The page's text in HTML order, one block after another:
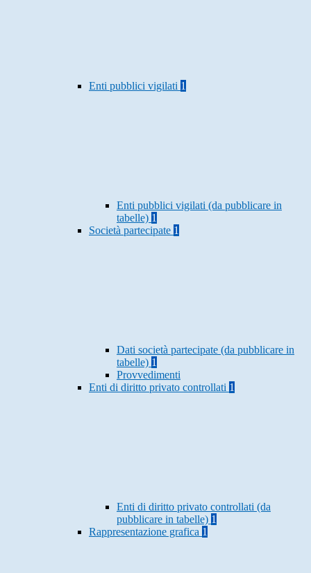
Enti pubblici vigilati 1
Enti pubblici vigilati (da pubblicare in
tabelle) 1
Società partecipate 1
Dati società partecipate (da pubblicare in
tabelle) 1
Provvedimenti
Enti di diritto privato controllati 1
Enti di diritto privato controllati (da
pubblicare in tabelle) 1
Rappresentazione grafica 1